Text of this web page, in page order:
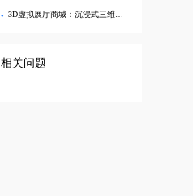
3D虚拟展厅商城：沉浸式三维产品展示与采购新体验
相关问题